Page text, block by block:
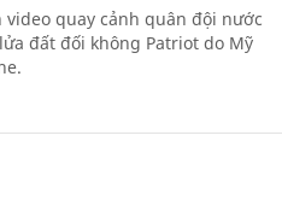
video quay cảnh quân đội nước
đất đối không Patriot do Mỹ